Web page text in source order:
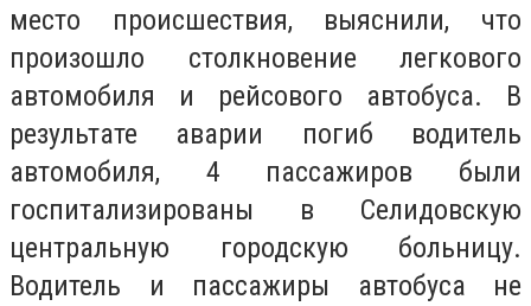
место происшествия, выяснили, что
произошло столкновение легкового
автомобиля и рейсового автобуса. В
результате аварии погиб водитель
автомобиля, 4 пассажиров были
госпитализированы в Селидовскую
центральную городскую больницу.
Водитель и пассажиры автобуса не